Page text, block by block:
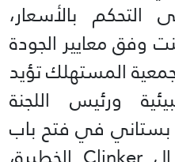
بالأسعار،
وفق معايير الجودة
المستهلك تؤيد
ورئيس اللجنة
بستاني في فتح باب